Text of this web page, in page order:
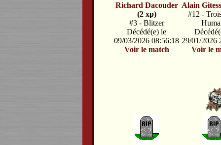
Richard Dacouder
(2 xp)
#3 - Blitzer
Décédé(e) le
09/03/2026 08:56:18
Voir le match
Alain
#12 -
29/01/2026
Voir le